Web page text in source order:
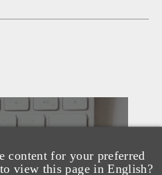
content for your preferred
view this page in English?